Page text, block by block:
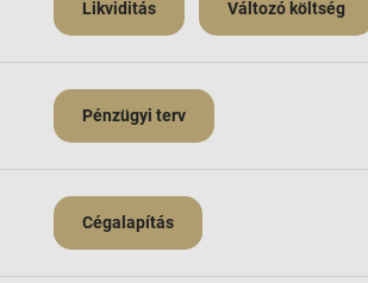
Likviditás Változó költség
Pénzügyi terv
Cégalapítás